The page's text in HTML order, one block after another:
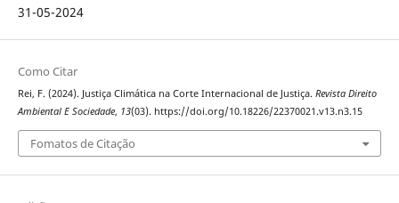
31-05-2024
Como Citar
Rei, F. (2024). Justiça Climática na Corte Internacional de Justiça. Revista Direito
Ambiental E Sociedade, 13(03). https://doi.org/10.18226/22370021.v13.n3.15
Fomatos de Citação